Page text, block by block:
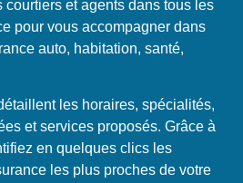
et agents dans tous les
pour vous accompagner dans
auto, habitation, santé,
les horaires, spécialités,
et services proposés. Grâce à
en quelques clics les
les plus proches de votre